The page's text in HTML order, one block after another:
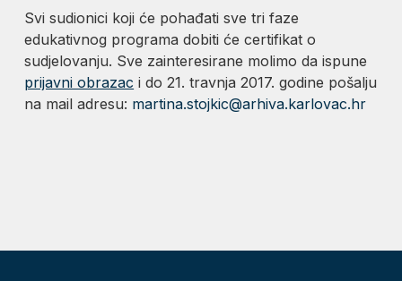
Svi sudionici koji će pohađati sve tri faze
edukativnog programa dobiti će certifikat o
sudjelovanju. Sve zainteresirane molimo da ispune
prijavni obrazac i do 21. travnja 2017. godine pošalju
na mail adresu: martina.stojkic@arhiva.karlovac.hr